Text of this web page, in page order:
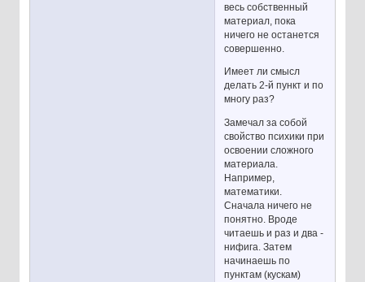
весь собственный
материал, пока
ничего не останется
совершенно.
Имеет ли смысл
делать 2-й пункт и по
многу раз?
Замечал за собой
свойство психики при
освоении сложного
материала.
Например,
математики.
Сначала ничего не
понятно. Вроде
читаешь и раз и два -
нифига. Затем
начинаешь по
пунктам (кускам)